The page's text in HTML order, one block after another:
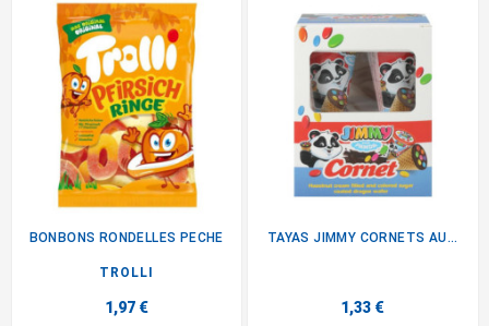
BONBONS RONDELLES PECHE
TROLLI
1,97 €
TAYAS JIMMY CORNETS AU...
1,33 €